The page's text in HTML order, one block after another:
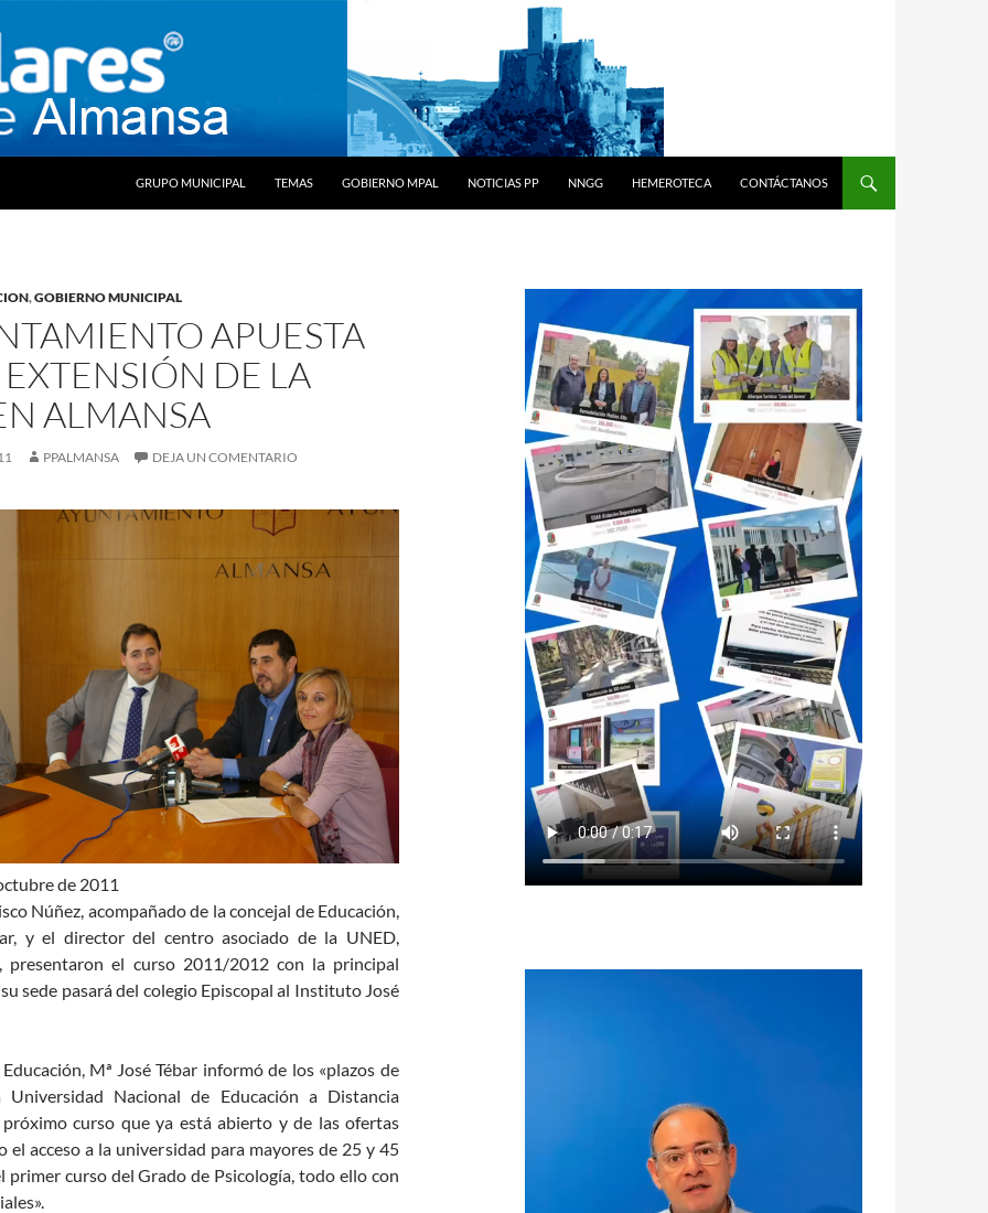
GRUPO MUNICIPAL
TEMAS GOBIERNO MPAL NOTICIAS PP NNGG HEMEROTECA CONTÁCTANOS
,GOBIERNO MUNICIPAL
APUESTA
EXTENSIÓN DE LA
ALMANSA
PPALMANSA DEJA UN COMENTARIO
de 2011
Núñez, acompañado de la concejal de Educación,
y el director del centro asociado de la UNED,
presentaron el curso 2011/2012 con la principal
sede pasará del colegio Episcopal al Instituto José
Mª José Tébar informó de los «plazos de
Nacional de Educación a Distancia
curso que ya está abierto y de las ofertas
el acceso a la universidad para mayores de 25 y 45
primer curso del Grado de Psicología, todo ello con